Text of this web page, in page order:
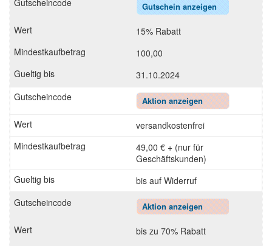
Gutschein anzeigen
15% Rabatt
100,00
31.10.2024
Aktion anzeigen
versandkostenfrei
49,00 € + (nur für
Geschäftskunden)
bis auf Widerruf
Aktion anzeigen
bis zu 70% Rabatt